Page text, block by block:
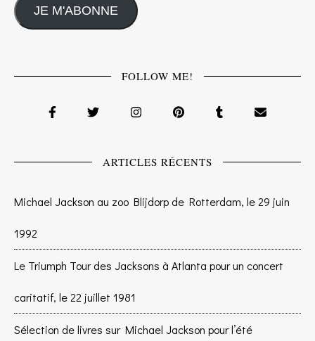
JE M'ABONNE
FOLLOW ME!
ARTICLES RÉCENTS
Michael Jackson au zoo Blijdorp de Rotterdam, le 29 juin
1992
Le Triumph Tour des Jacksons à Atlanta pour un concert
caritatif, le 22 juillet 1981
Sélection de livres sur Michael Jackson pour l’été